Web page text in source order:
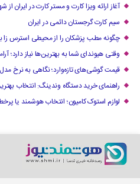
آغاز ارائه ویزا کارت و مستر کارت در ایران از
سیم کارت گرجستان دائمی در ایران
چگونه مطب پزشکان را از محیطی استرس زا
وقتی هیوندای شما به بهترین‌ها نیاز دارد؛
قیمت گوشی‌های تازه‌وارد؛ نگاهی به نرخ
راهنمای خرید دستگاه وندینگ: انتخاب
لوازم استوک کامیون؛ انتخاب هوشمند یا